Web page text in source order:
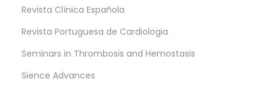
Revista Clínica Española
Revista Portuguesa de Cardiologia
Seminars in Thrombosis and Hemostasis
Sience Advances